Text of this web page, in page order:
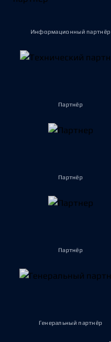
Информационный партнёр
Партнёр
Партнёр
Партнёр
Генеральный партнёр